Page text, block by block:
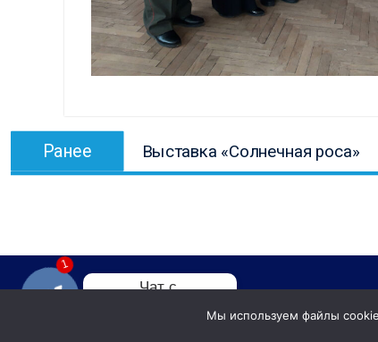
Навигация
Ранее
запись:
Выставка «Солнечная роса»
Мы используем файлы
1
Чат с